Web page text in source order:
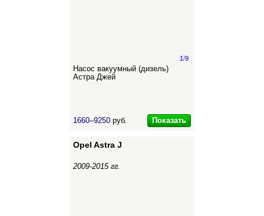
1/9
Насос вакуумный (дизель)
Астра Джей
1660–9250 руб. Показать
Opel Astra J
2009-2015 гг.